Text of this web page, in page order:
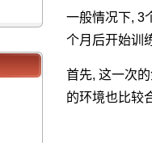
一般情况下, 3
个月后开始训
首先, 这一次
的环境也比较